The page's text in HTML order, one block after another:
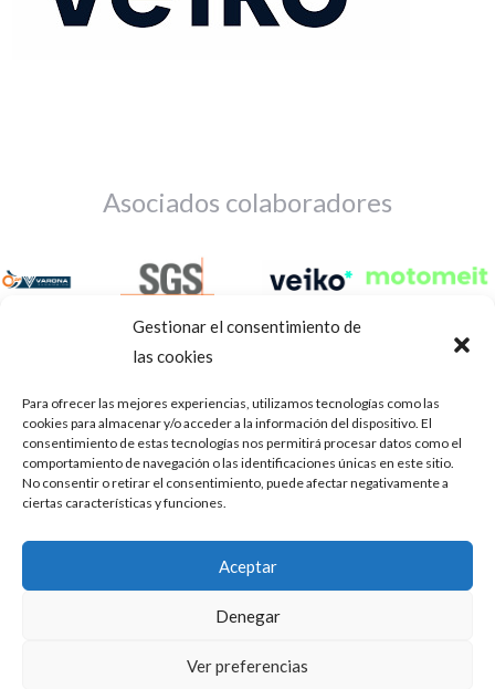
Gestionar el consentimiento de
las cookies
Para ofrecer las mejores experiencias, utilizamos tecnologías como las
cookies para almacenar y/o acceder a la información del dispositivo. El
consentimiento de estas tecnologías nos permitirá procesar datos como el
comportamiento de navegación o las identificaciones únicas en este sitio.
No consentir o retirar el consentimiento, puede afectar negativamente a
ciertas características y funciones.
Aceptar
Denegar
Ver preferencias
Asociados colaboradores
Aviso Legal Política de privacidad Portal de transparencia
ASOCIACIÓN DE TALLERES DE REPARACIÓN DE
AUTOMÓVILES • CIF: G14023832
Mediación, Arbitraje y Conciliación, de la Consejería de Empleo
Puedes aprender más sobre qué cookies utilizamos o